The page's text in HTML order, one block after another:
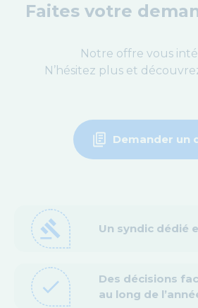
Faites votre
Notre offre vous
N’hésitez plus et
Demander un
gavel Un syndic dédié
check
Des décisions
au long de